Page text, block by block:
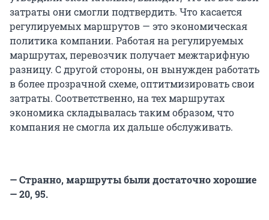
затраты они смогли подтвердить. Что касается
регулируемых маршрутов — это экономическая
политика компании. Работая на регулируемых
маршрутах, перевозчик получает межтарифную
разницу. С другой стороны, он вынужден работать
в более прозрачной схеме, оптитмизировать свои
затраты. Соответственно, на тех маршрутах
экономика складывалась таким образом, что
компания не смогла их дальше обслуживать.
— Странно, маршруты были достаточно хорошие
— 20, 95.